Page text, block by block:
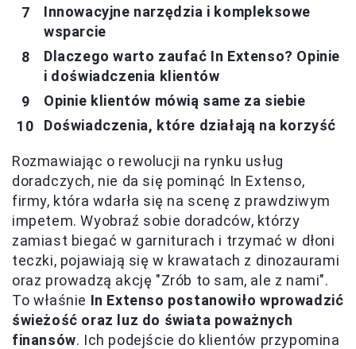
Innowacyjne narzędzia i kompleksowe
wsparcie
Dlaczego warto zaufać In Extenso? Opinie
i doświadczenia klientów
Opinie klientów mówią same za siebie
Doświadczenia, które działają na korzyść
Rozmawiając o rewolucji na rynku usług
doradczych, nie da się pominąć In Extenso,
firmy, która wdarła się na scenę z prawdziwym
impetem. Wyobraź sobie doradców, którzy
zamiast biegać w garniturach i trzymać w dłoni
teczki, pojawiają się w krawatach z dinozaurami
oraz prowadzą akcję "Zrób to sam, ale z nami".
To właśnie In Extenso postanowiło wprowadzić
świeżość oraz luz do świata poważnych
finansów. Ich podejście do klientów przypomina